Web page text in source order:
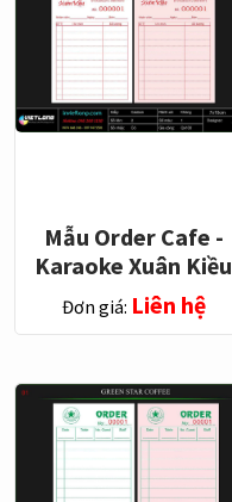
Mẫu Order Cafe -
Karaoke Xuân Kiều
Đơn giá: Liên hệ